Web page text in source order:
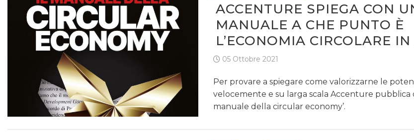
DATI
RICERCHE
PREVISIONI/SCENARI
NORMATIVE
TREND
ACCENTURE SPIEGA CON
MANUALE A CHE PUNTO È
L’ECONOMIA CIRCOLARE
05 Ottobre 2021
Per provare a spiegare come valorizzarne le
velocemente e su larga scala Accenture pubblica
manuale della circular economy’.